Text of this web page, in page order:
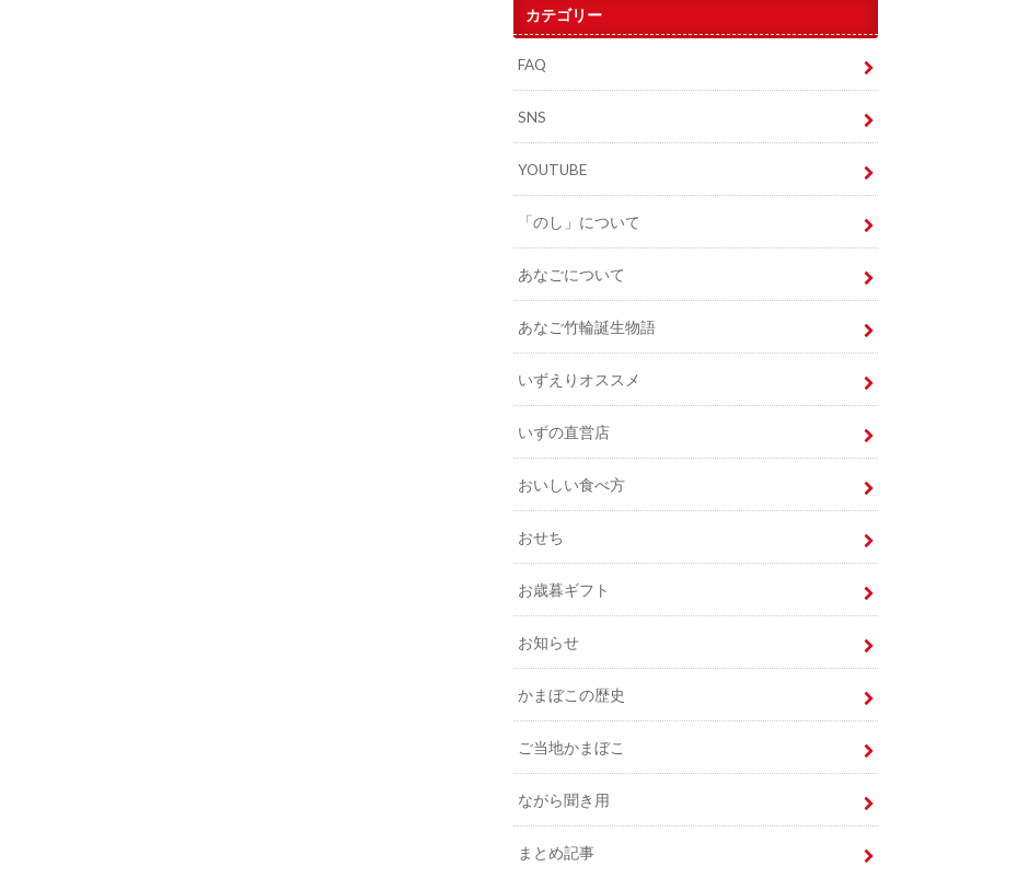
カテゴリー
FAQ
SNS
YOUTUBE
「のし」について
あなごについて
あなご竹輪誕生物語
いずえりオススメ
いずの直営店
おいしい食べ方
おせち
お歳暮ギフト
お知らせ
かまぼこの歴史
ご当地かまぼこ
ながら聞き用
まとめ記事